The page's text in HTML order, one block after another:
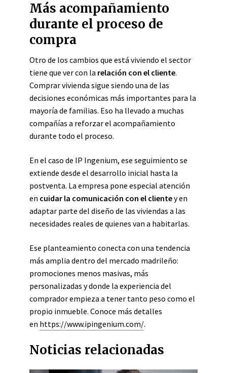
Más acompañamiento
durante el proceso de
compra
Otro de los cambios que está viviendo el sector
tiene que ver con la relación con el cliente.
Comprar vivienda sigue siendo una de las
decisiones económicas más importantes para la
mayoría de familias. Eso ha llevado a muchas
compañías a reforzar el acompañamiento
durante todo el proceso.
En el caso de IP Ingenium, ese seguimiento se
extiende desde el desarrollo inicial hasta la
postventa. La empresa pone especial atención
en cuidar la comunicación con el clientey en
adaptar parte del diseño de las viviendas a las
necesidades reales de quienes van a habitarlas.
Ese planteamiento conecta con una tendencia
más amplia dentro del mercado madrileño:
promociones menos masivas, más
personalizadas y donde la experiencia del
comprador empieza a tener tanto peso como el
propio inmueble. Conoce más detalles
en https://www.ipingenium.com/.
Noticias relacionadas